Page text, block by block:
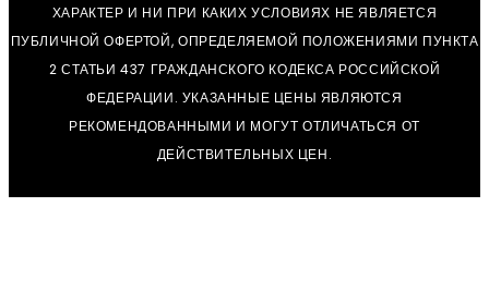
ХАРАКТЕР И НИ ПРИ КАКИХ УСЛОВИЯХ НЕ ЯВЛЯЕТСЯ
ПУБЛИЧНОЙ ОФЕРТОЙ, ОПРЕДЕЛЯЕМОЙ ПОЛОЖЕНИЯМИ ПУНКТА
2 СТАТЬИ 437 ГРАЖДАНСКОГО КОДЕКСА РОССИЙСКОЙ
ФЕДЕРАЦИИ. УКАЗАННЫЕ ЦЕНЫ ЯВЛЯЮТСЯ
РЕКОМЕНДОВАННЫМИ И МОГУТ ОТЛИЧАТЬСЯ ОТ
ДЕЙСТВИТЕЛЬНЫХ ЦЕН.